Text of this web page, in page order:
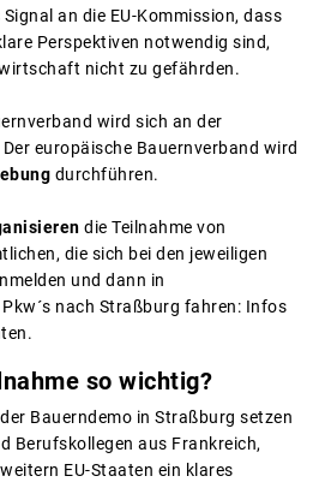
an die EU-Kommission, dass
Perspektiven notwendig sind,
nicht zu gefährden.
wird sich an der
europäische Bauernverband wird
durchführen.
die Teilnahme von
die sich bei den jeweiligen
und dann in
nach Straßburg fahren: Infos
so wichtig?
Bauerndemo in Straßburg setzen
Berufskollegen aus Frankreich,
EU-Staaten ein klares